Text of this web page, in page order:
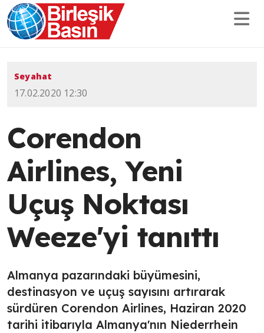
Seyahat
17.02.2020 12:30
Corendon
Airlines, Yeni
Uçuş Noktası
Weeze'yi tanıttı
Almanya pazarındaki büyümesini,
destinasyon ve uçuş sayısını artırarak
sürdüren Corendon Airlines, Haziran 2020
tarihi itibarıyla Almanya'nın Niederrhein